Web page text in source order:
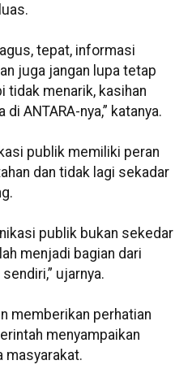
tepat, informasi
juga jangan lupa tetap
tidak menarik, kasihan
ANTARA-nya,” katanya.
publik memiliki peran
dan tidak lagi sekadar
publik bukan sekedar
menjadi bagian dari
ujarnya.
memberikan perhatian
menyampaikan
masyarakat.